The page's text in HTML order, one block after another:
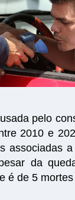
pelo
2010 e
associadas
da
é de 5